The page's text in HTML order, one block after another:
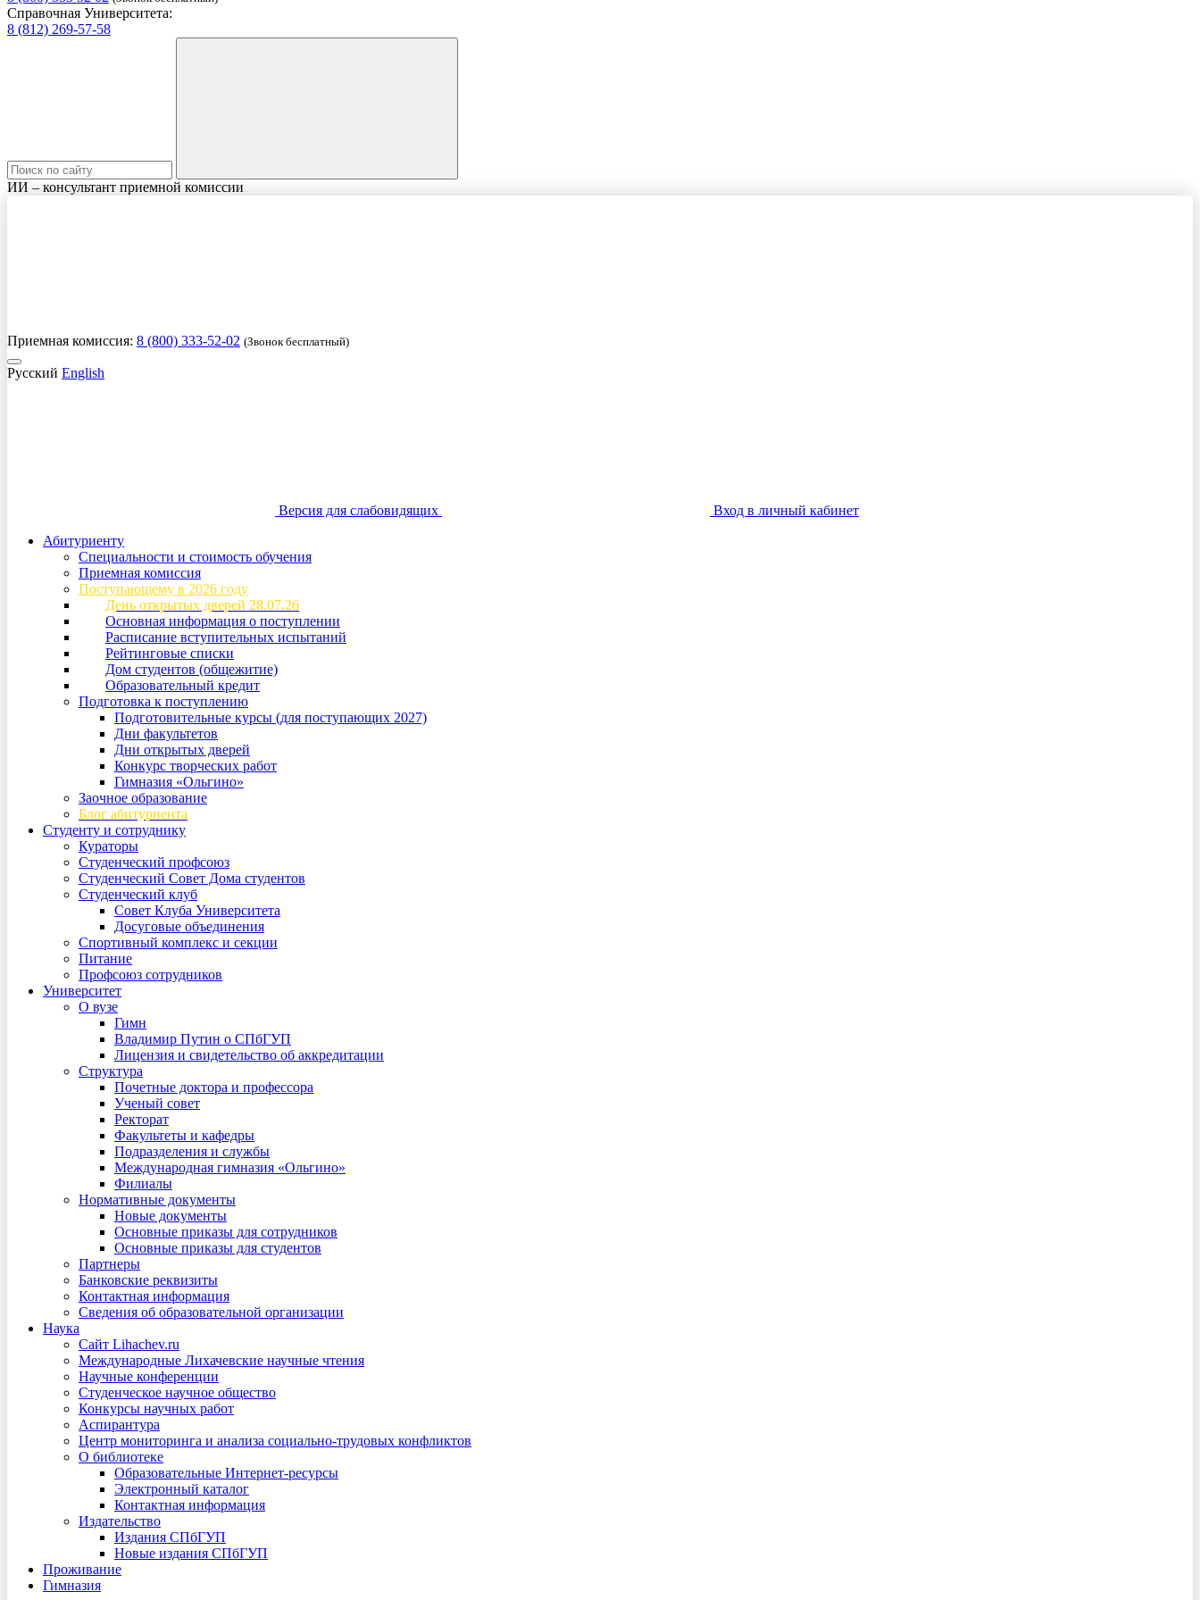
Справочная Университета:
8 (812) 269-57-58
ИИ – консультант приемной комиссии
Приемная комиссия: 8 (800) 333-52-02 (Звонок бесплатный)
Русский English
Версия для слабовидящих
Вход в личный кабинет
Абитуриенту
Специальности и стоимость обучения
Приемная комиссия
Поступающему в 2026 году
День открытых дверей 28.07.26
Основная информация о поступлении
Расписание вступительных испытаний
Рейтинговые списки
Дом студентов (общежитие)
Образовательный кредит
Подготовка к поступлению
Подготовительные курсы (для поступающих 2027)
Дни факультетов
Дни открытых дверей
Конкурс творческих работ
Гимназия «Ольгино»
Заочное образование
Блог абитуриента
Студенту и сотруднику
Кураторы
Студенческий профсоюз
Студенческий Совет Дома студентов
Студенческий клуб
Совет Клуба Университета
Досуговые объединения
Спортивный комплекс и секции
Питание
Профсоюз сотрудников
Университет
О вузе
Гимн
Владимир Путин о СПбГУП
Лицензия и свидетельство об аккредитации
Структура
Почетные доктора и профессора
Ученый совет
Ректорат
Факультеты и кафедры
Подразделения и службы
Международная гимназия «Ольгино»
Филиалы
Нормативные документы
Новые документы
Основные приказы для сотрудников
Основные приказы для студентов
Партнеры
Банковские реквизиты
Контактная информация
Сведения об образовательной организации
Наука
Сайт Lihachev.ru
Международные Лихачевские научные чтения
Научные конференции
Студенческое научное общество
Конкурсы научных работ
Аспирантура
Центр мониторинга и анализа социально-трудовых конфликтов
О библиотеке
Образовательные Интернет-ресурсы
Электронный каталог
Контактная информация
Издательство
Издания СПбГУП
Новые издания СПбГУП
Проживание
Гимназия